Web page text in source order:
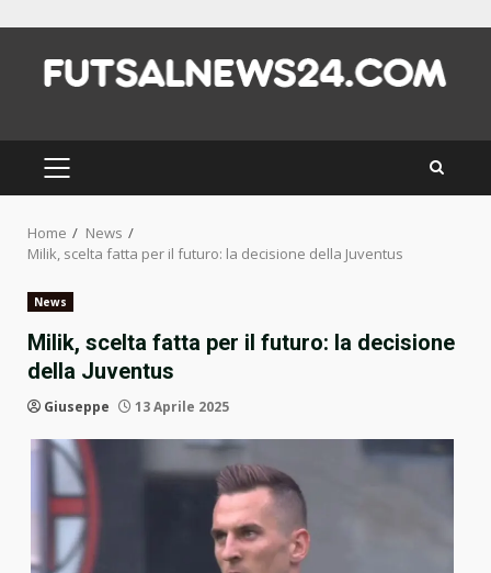
content
PRIMARY
MENU
Home
News
Milik, scelta fatta per il futuro: la decisione della Juventus
News
Milik, scelta fatta per il futuro: la decisione
della Juventus
Giuseppe 13 Aprile 2025